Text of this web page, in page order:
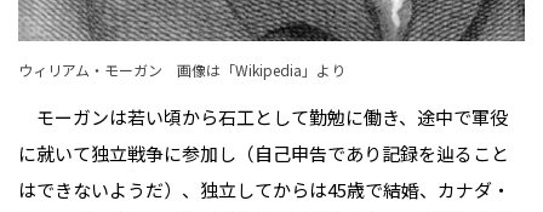
ウィリアム・モーガン 画像は「Wikipedia」より
モーガンは若い頃から石工として勤勉に働き、途中で軍役
に就いて独立戦争に参加し（自己申告であり記録を辿ること
はできないようだ）、独立してからは45歳で結婚、カナダ・